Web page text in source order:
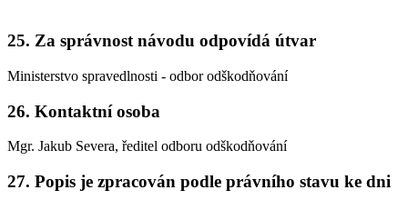
25. Za správnost návodu odpovídá útvar
Ministerstvo spravedlnosti - odbor odškodňování
26. Kontaktní osoba
Mgr. Jakub Severa, ředitel odboru odškodňování
27. Popis je zpracován podle právního stavu ke dni